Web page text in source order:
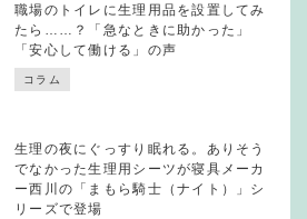
職場のトイレに生理用品を設置してみ
たら……？「急なときに助かった」
「安心して働ける」の声
コラム
生理の夜にぐっすり眠れる。ありそう
でなかった生理用シーツが寝具メーカ
ー西川の「まもら騎士（ナイト）」シ
リーズで登場